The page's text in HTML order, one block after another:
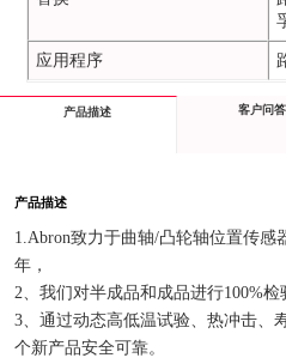
应用程序
产品描述 客户问答
产品描述
1.Abron致力于曲轴/凸轮轴位置传感
年，
2、我们对半成品和成品进行100%检
3、通过动态高低温试验、热冲击、
个新产品安全可靠。